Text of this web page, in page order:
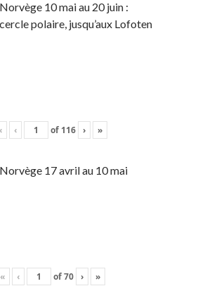
10 mai au 20 juin :
polaire, jusqu’aux Lofoten
‹ of 116 › »
17 avril au 10 mai
« ‹ of70 › »